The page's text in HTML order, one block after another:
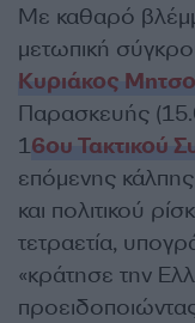
Με καθαρό
μετωπική
Κυριάκος
Παρασκευής
16ου Τακτικού
επόμενης
και πολιτικού
τετραετία,
«κράτησε την